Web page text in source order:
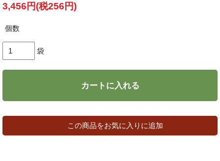
3,456円(税256円)
個数
袋
カートに入れる
この商品をお気に入りに追加